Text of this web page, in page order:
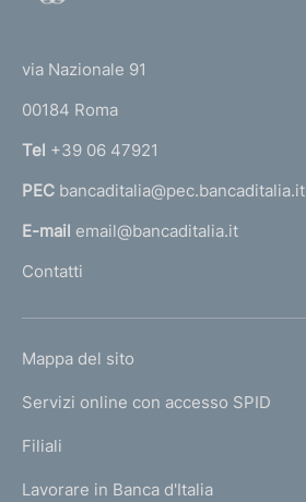
r
n
a
l
'
m
e
a
g
via Nazionale 91
00184 Roma
Tel +39 06 47921
PEC bancaditalia@pec.bancaditalia.it
E-mail email@bancaditalia.it
Contatti
L
N
K
Mappa del sito
Servizi online con accesso SPID
Filiali
Lavorare in Banca d'Italia